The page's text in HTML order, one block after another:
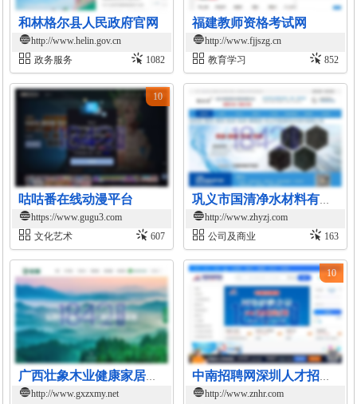
和林格尔县人民政府官网
http://www.helin.gov.cn
政务服务
1082
福建教师资格考试网
http://www.fjjszg.cn
教育学习
852
咕咕番在线动漫平台
https://www.gugu3.com
文化艺术
607
10
http://www.zhyzj.com
公司及商业
163
http://www.gxzxmy.net
http://www.znhr.com
10